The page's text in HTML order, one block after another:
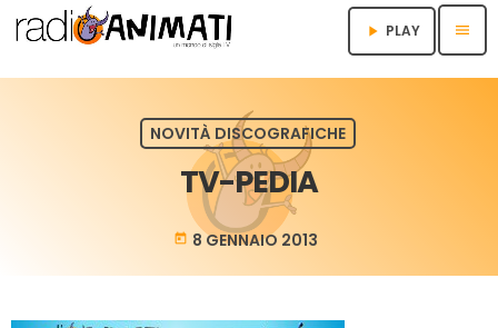
play_arrow PLAY menu
NOVITÀ DISCOGRAFICHE
TV-PEDIA
today 8 GENNAIO 2013